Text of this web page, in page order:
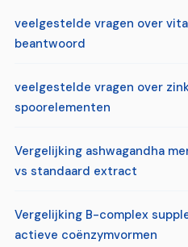
veelgestelde vragen over
beantwoord
veelgestelde vragen over
spoorelementen
Vergelijking ashwagandha
vs standaard extract
Vergelijking B-complex
actieve coënzymvormen